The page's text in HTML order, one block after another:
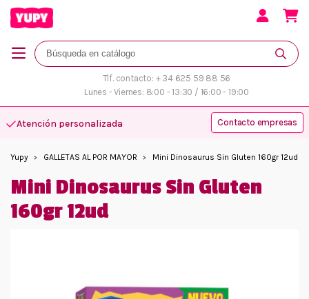
Tlf. contacto: + 34 625 59 88 56
Lunes - Viernes: 8:00 - 13:30 / 16:00 - 19:00
Atención personalizada Contacto empresas
Yupy GALLETAS AL POR MAYOR Mini Dinosaurus Sin Gluten 160gr 12ud
Mini Dinosaurus Sin Gluten
160gr 12ud